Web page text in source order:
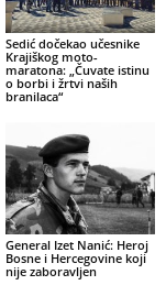
Sedić dočekao učesnike
Krajiškog moto-
maratona: „Čuvate istinu
o borbi i žrtvi naših
branilaca“
General Izet Nanić: Heroj
Bosne i Hercegovine koji
nije zaboravljen